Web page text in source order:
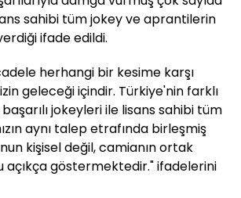
sahibi tüm jokey ve aprantilerin
ifade edildi.
herhangi bir kesime karşı
geleceği içindir. Türkiye'nin farklı
jokeyleri ile lisans sahibi tüm
aynı talep etrafında birleşmiş
kişisel değil, camianın ortak
açıkça göstermektedir." ifadelerini